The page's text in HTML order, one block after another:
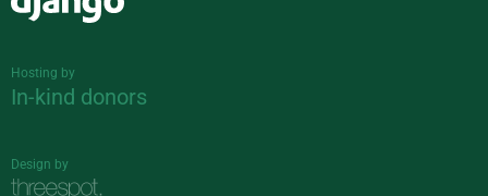
Hosting by
In-kind donors
Design by